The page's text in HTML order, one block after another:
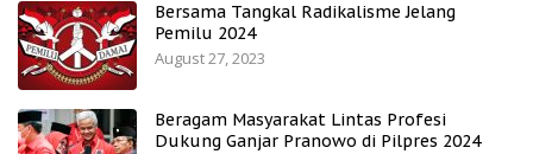
Bersama Tangkal Radikalisme Jelang
Pemilu 2024
August 27, 2023
Beragam Masyarakat Lintas Profesi
Dukung Ganjar Pranowo di Pilpres 2024